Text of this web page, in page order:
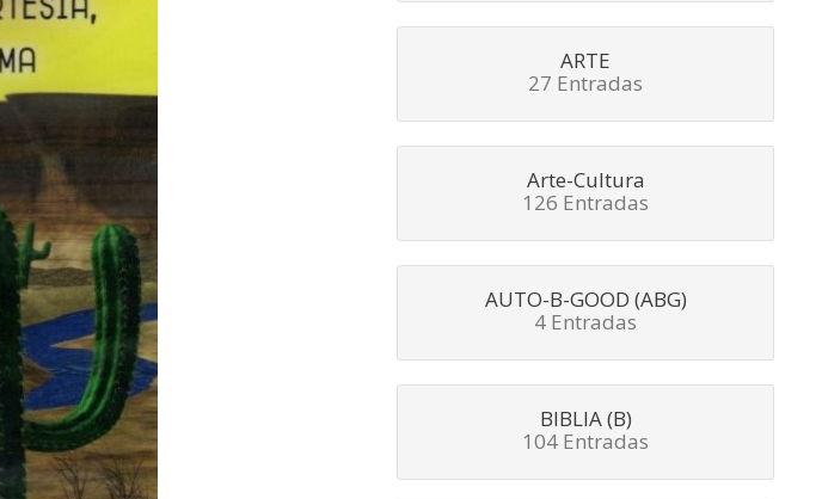
ARTE
27 Entradas
Arte-Cultura
126 Entradas
AUTO-B-GOOD (ABG)
4 Entradas
BIBLIA (B)
104 Entradas